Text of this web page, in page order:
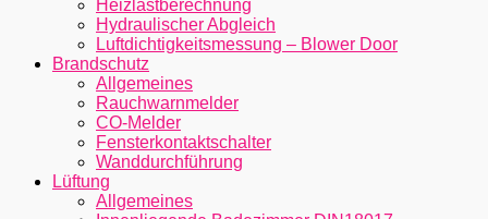
Heizlastberechnung
Hydraulischer Abgleich
Luftdichtigkeitsmessung – Blower Door
Brandschutz
Allgemeines
Rauchwarnmelder
CO-Melder
Fensterkontaktschalter
Wanddurchführung
Lüftung
Allgemeines